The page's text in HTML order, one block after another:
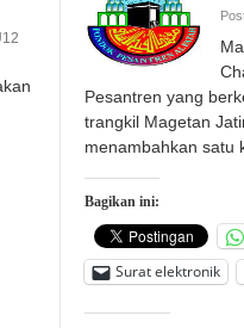
Pesantren yang
trangkil Magetan
menambahkan satu
Bagikan ini:
Surat elektronik